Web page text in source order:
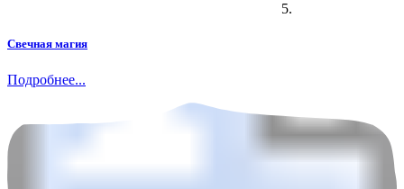
5.
Свечная магия
Подробнее...